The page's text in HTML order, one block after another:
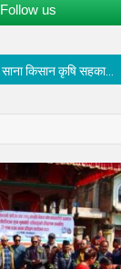
Follow us
इन्द्रावती साना किसान कृषि सहकारीद्वारा अन्तरक्रिया तथा वित्तीय साक्षरता तालिम सम्पन्न